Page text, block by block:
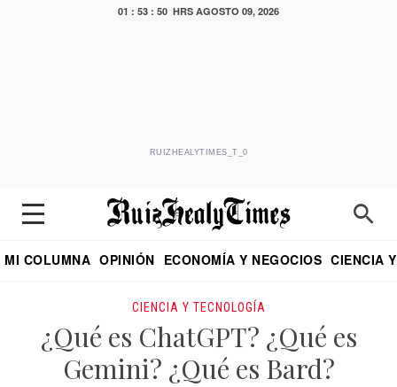
01 : 53 : 52 HRS AGOSTO 09, 2026
RUIZHEALYTIMES_T_0
MI COLUMNA OPINIÓN ECONOMÍA Y NEGOCIOS CIENCIA
CIENCIA Y TECNOLOGÍA
¿Qué es ChatGPT? ¿Qué es
Gemini? ¿Qué es Bard?